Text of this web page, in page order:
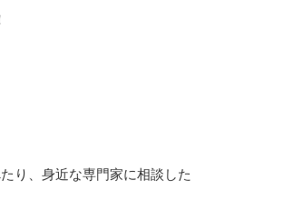
り、身近な専門家に相談した